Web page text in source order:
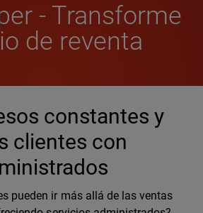
- Transforme
de reventa
constantes y
clientes con
pueden ir más allá de las ventas